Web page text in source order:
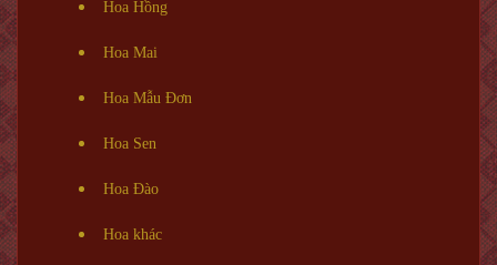
Hoa Hồng
Hoa Mai
Hoa Mẫu Đơn
Hoa Sen
Hoa Đào
Hoa khác